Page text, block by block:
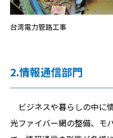
台湾電力管路工事
2.情報通信部門
ビジネスや暮らしの中に
光ファイバー網の整備、モ